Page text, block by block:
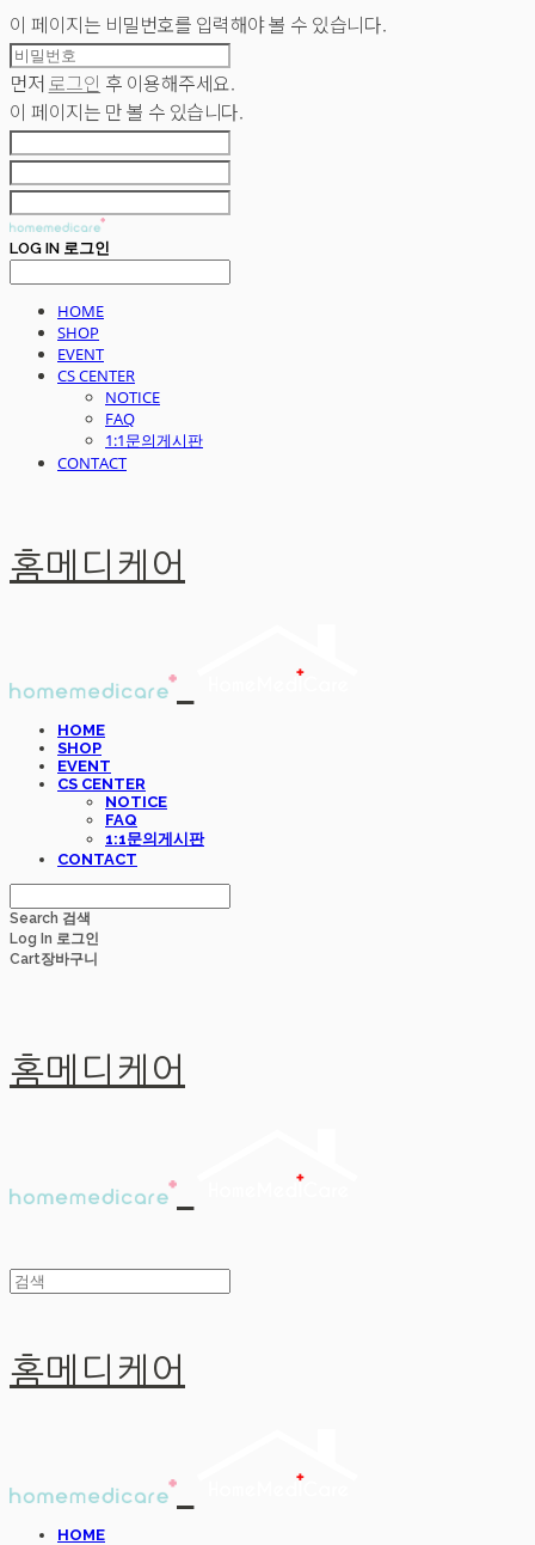
이 페이지는 비밀번호를 입력해야 볼 수 있습니다.
먼저 로그인 후 이용해주세요.
이 페이지는 만 볼 수 있습니다.
LOG IN 로그인
HOME
SHOP
EVENT
CS CENTER
NOTICE
FAQ
1:1문의게시판
CONTACT
홈메디케어
HOME
SHOP
EVENT
CS CENTER
NOTICE
FAQ
1:1문의게시판
CONTACT
Search 검색
Log In 로그인
Cart장바구니
홈메디케어
홈메디케어
HOME